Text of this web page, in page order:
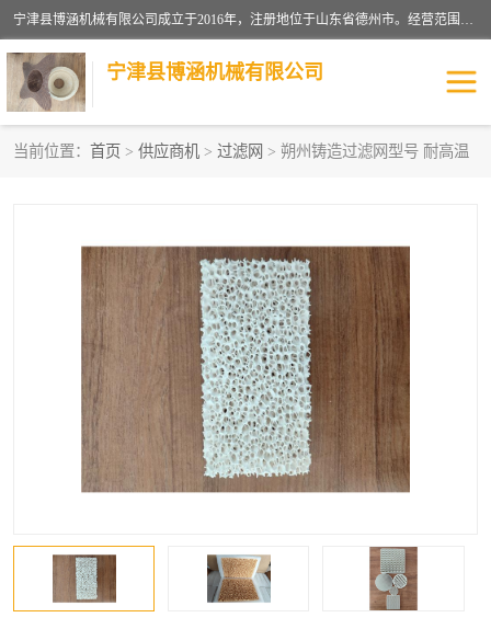
宁津县博涵机械有限公司成立于2016年，注册地位于山东省德州市。经营范围包括：机械设备研发、生产及销售，铸造用造型材料生产、销售，玻璃纤维及制品制造、销售，汽车零配件零售，机械零件、零部件加工，机械零件、零部件销售等；主要产品有：纤维过滤网,陶瓷过滤器,泡沫陶瓷过滤器,耐高温纤维过滤器,铸铁过滤器,铸铜过滤网,铸铝过滤网,铝轮毂过滤网,高效过滤网,高效陶瓷过滤网,高效纤维过滤网。
宁津县博涵机械有限公司
当前位置： 首页 > 供应商机 > 过滤网 > 朔州铸造过滤网型号 耐高温
纤维网 挡渣棉
避脏网